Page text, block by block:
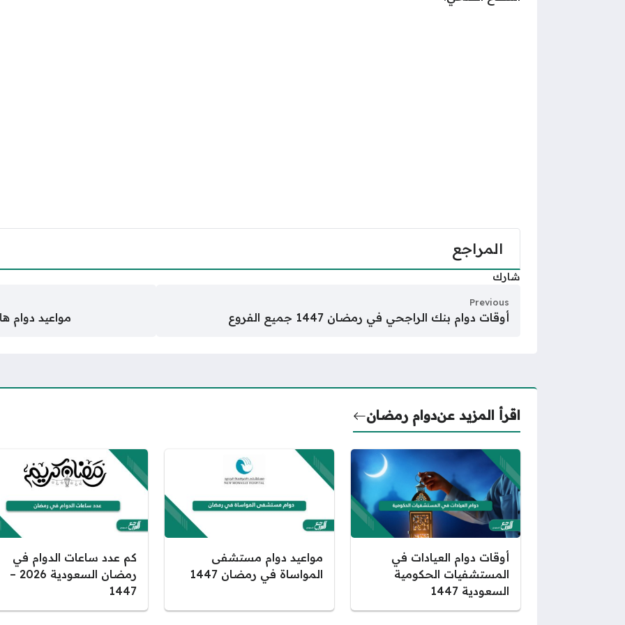
المراجع
شارك
Previous
أوقات دوام بنك الراجحي في رمضان 1447 جميع الفروع مواعيد دوام هايبر
اقرأ المزيد عندوام رمضان
أوقات دوام العيادات في
المستشفيات الحكومية
السعودية 1447
مواعيد دوام مستشفى
المواساة في رمضان 1447
كم عدد ساعات الدوام في
رمضان السعودية 2026 –
1447